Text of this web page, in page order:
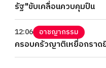
รัฐ"ขับเคลื่อนควบคุมปืน
12:06 อาชญากรรม
ครอบครัวญาติเหยื่อกราด